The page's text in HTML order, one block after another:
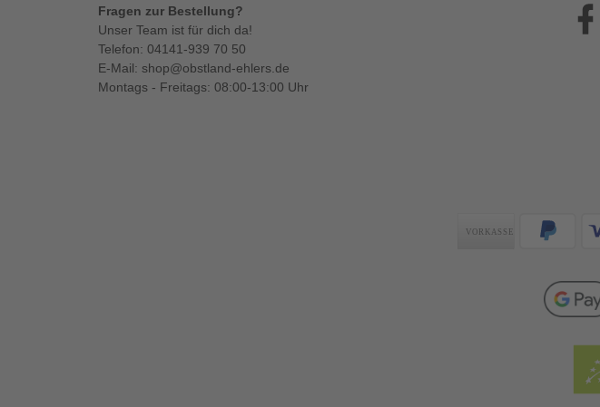
Fragen zur Bestellung?
Unser Team ist für dich da!
Telefon: 04141-939 70 50
E-Mail: shop@obstland-ehlers.de
Montags - Freitags: 08:00-13:00 Uhr